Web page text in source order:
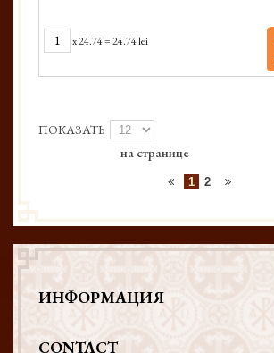
x24.74=24.74 lei
ПОКАЗАТЬ
на странице
1 2
ИНФОРМАЦИЯ
CONTACT